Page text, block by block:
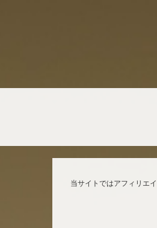
当サイトではアフィリエ